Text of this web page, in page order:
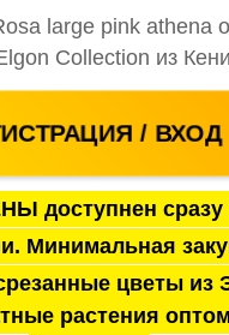
large pink athena
Collection из
/ ВХОД
доступнен сразу
Минимальная
цветы из
растения